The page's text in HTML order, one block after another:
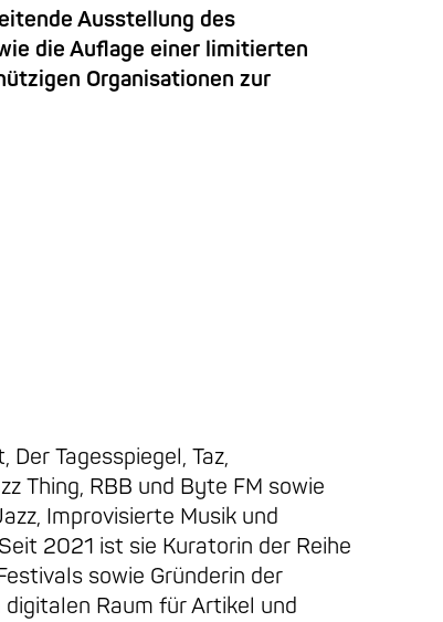
Ausstellung des
die Auflage einer limitierten
Organisationen zur
Tagesspiegel, Taz,
Thing, RBB und Byte FM sowie
Improvisierte Musik und
2021 ist sie Kuratorin der Reihe
sowie Gründerin der
Raum für Artikel und